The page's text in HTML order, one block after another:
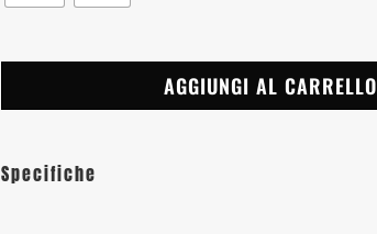
AGGIUNGI AL CARRELLO
Specifiche